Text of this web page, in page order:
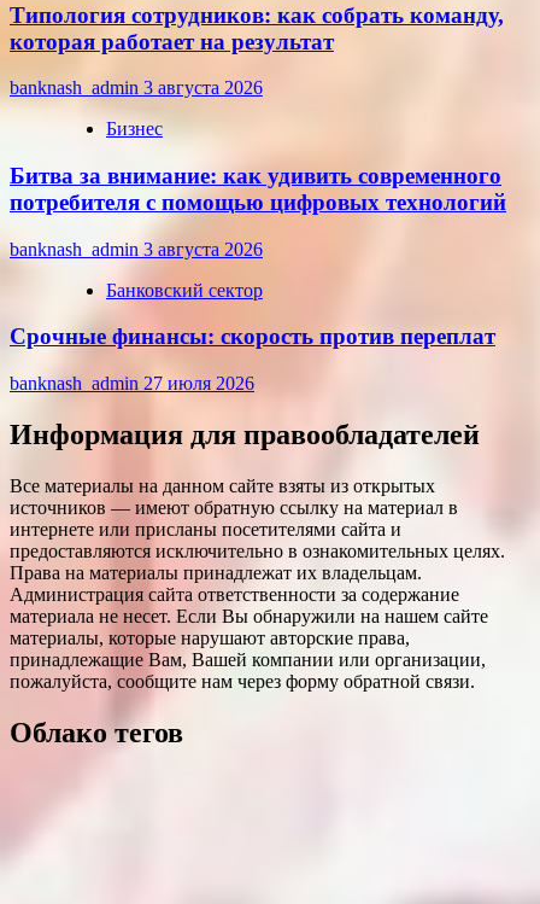
Типология сотрудников: как собрать команду,
которая работает на результат
banknash_admin 3 августа 2026
Бизнес
Битва за внимание: как удивить современного
потребителя с помощью цифровых технологий
banknash_admin 3 августа 2026
Банковский сектор
Срочные финансы: скорость против переплат
banknash_admin 27 июля 2026
Информация для правообладателей
Все материалы на данном сайте взяты из открытых
источников — имеют обратную ссылку на материал в
интернете или присланы посетителями сайта и
предоставляются исключительно в ознакомительных целях.
Права на материалы принадлежат их владельцам.
Администрация сайта ответственности за содержание
материала не несет. Если Вы обнаружили на нашем сайте
материалы, которые нарушают авторские права,
принадлежащие Вам, Вашей компании или организации,
пожалуйста, сообщите нам через форму обратной связи.
Облако тегов